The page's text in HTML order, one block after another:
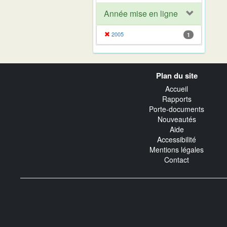
Année mise en ligne
2005 1
Plan du site
Accueil
Rapports
Porte-documents
Nouveautés
Aide
Accessibilité
Mentions légales
Contact